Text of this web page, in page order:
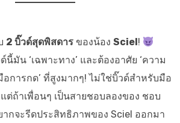
2 บิ๊วด์สุดพิสดาร ของน้อง Sciel!
นี้มัน ‘เฉพาะทาง’ และต้องอาศัย ‘ความ
มือการกด’ ที่สูงมากๆ! ไม่ใช่บิ๊วด์สำหรับมือ
ต่ถ้าเพื่อนๆ เป็นสายชอบลองของ ชอบ
กจะรีดประสิทธิภาพของ Sciel ออกมา